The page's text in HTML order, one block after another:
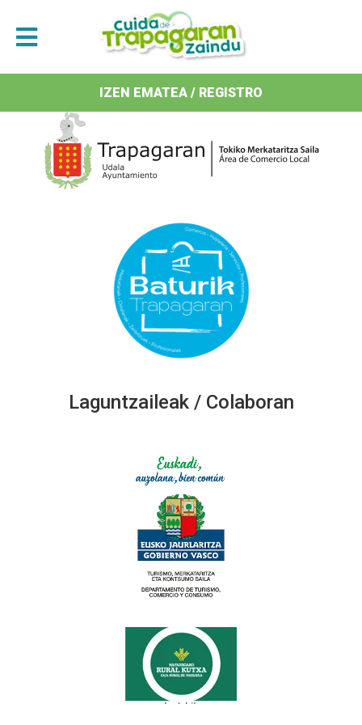
Antolatzaileak / Organizan
Laguntzaileak / Colaboran
IZEN EMATEA / REGISTRO